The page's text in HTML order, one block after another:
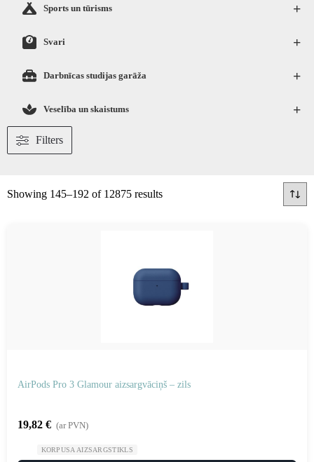
+
Sports un tūrisms
+
Svari
+
Darbnīcas studijas garāža
+
Veselība un skaistums
Filters
Showing 145–192 of 12875 results
AirPods Pro 3 Glamour aizsargvāciņš – zils
19,82 € (ar PVN)
KORPUSA AIZSARGSTIKLS